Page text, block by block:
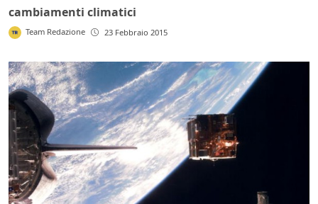
cambiamenti climatici
Team Redazione 23 Febbraio 2015